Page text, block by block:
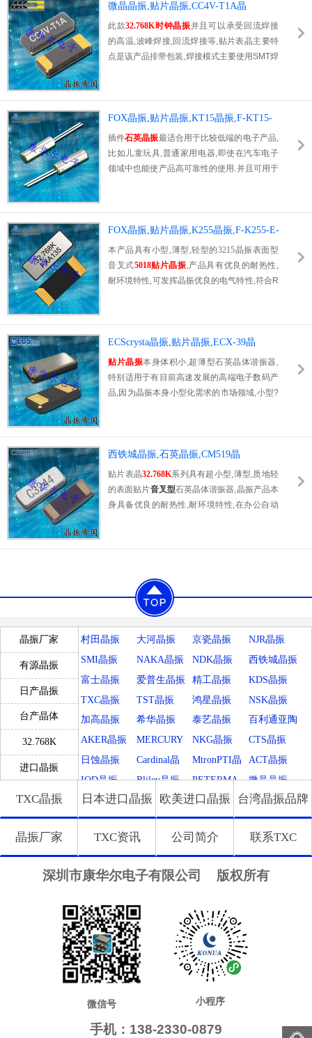
时能发挥比陶瓷晶振外壳更好的耐冲击性能.
微晶晶振,贴片晶振,CC4V-T1A晶
振,CC4V-T1A-32.768kHz-12.5pF-20ppm-
TAQ-C晶振
此款32.768K时钟晶振并且可以承受回流焊接
的高温,波峰焊接,回流焊接等,贴片表晶主要特
点是该产品排带包装,焊接模式主要使用SMT焊
特点,此音叉型石英晶体谐振器,晶振产品本身
具备优良的耐热性,耐环境特性,在办公自动化,
家电领域,移动通信领域可发挥优良的电气特
性,符合无铅标准,满足无铅焊接的回流温度曲
线要求,金属外壳的石英晶振使得产品在封装时
FOX晶振,贴片晶振,KT15晶振,F-KT15-
E-I-H-M-0.032768晶振
插件石英晶振最适合用于比较低端的电子产品,
比如儿童玩具,普通家用电器,即使在汽车电子
领域中也能使产品高可靠性的使用.并且可用于
条件下,晶振也能正常工作,具有稳定的起振特
性,高耐热性,耐热循环性和耐振性等的高可靠
性能.
FOX晶振,贴片晶振,K255晶振,F-K255-E-
I-H-M-0.032768晶振
本产品具有小型,薄型,轻型的3215晶振表面型
音叉式5018贴片晶振,产品具有优良的耐热性,
耐环境特性,可发挥晶振优良的电气特性,符合R
陶瓷谐振器外壳更好的耐冲击性.
ECScrysta晶振,贴片晶振,ECX-39晶
振,ECS-.327-12.5-39-TR晶振
贴片晶振本身体积小,超薄型石英晶体谐振器,
特别适用于有目前高速发展的高端电子数码产
品,因为晶振本身小型化需求的市场领域,小型?
价比较出色的产品.产品广泛用于笔记本电脑,
无线电话,卫星导航HDD, SSD, USB, Blu-ray
等用途,符合无铅焊接的高温回流焊曲线特性.
西铁城晶振,石英晶振,CM519晶
振,CM51932768DZFT晶振
贴片表晶32.768K系列具有超小型,薄型,质地轻
的表面贴片音叉型石英晶体谐振器,晶振产品本
身具备优良的耐热性 ,耐环境特性,在办公自动
曲线要求,金属外壳的石英晶振使得产品在封装
晶振厂家
有源晶振
日产晶振
台产晶体
32.768K
进口晶振
村田晶振 大河晶振 京瓷晶振
NJR晶振
SMI晶振
NAKA晶振 NDK晶振
西铁城晶振
富士晶振
爱普生晶振 精工晶振
KDS晶振
TXC晶振
TST晶振 鸿星晶振
NSK晶振
加高晶振
希华晶振 泰艺晶振
百利通亚陶
晶振
AKER晶振
MERCURY
晶振
NKG晶振
CTS晶振
日蚀晶振
Cardinal晶
振
MtronPTI晶
振
ACT晶振
IQD晶振
Bliley晶振
PETERMA
NN晶振
微晶晶振
拉隆晶振
Crystek晶振 QANTEK晶
振
MTI-Millire
n晶振
Microchip晶 GED晶振
FCD-Tech晶
振
瑞康晶振
格林雷晶振
Euroquartz
晶振
QuartzCom
晶振
LiHom晶振
Silicon晶振
Filtronetics
晶振
HEC晶振
康纳温菲尔
德
SiTimeCryst FOX晶振
QuartzChnik Rubyquartz
振
IDTcrystal
晶振
Frequency晶
振
SUNTSU晶
振
CORE晶振 Q-Tech晶振
Macrobizes
晶振
Pletronics晶
振
GEYER晶
振
Transko晶振
NIPPON晶
振
Anderson晶
AXTAL晶
振
Statek晶振 WI2WI晶振
NIC晶振
TXC晶振 日本进口晶振 欧美进口晶振 台湾晶振品牌
晶振厂家 TXC资讯 公司简介 联系TXC
深圳市康华尔电子有限公司 版权所有
微信号 小程序
手机：138-2330-0879